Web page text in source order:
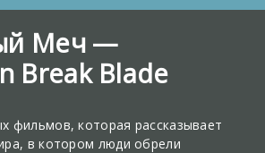
Меч —
Break Blade
фильмов, которая рассказывает
в котором люди обрели